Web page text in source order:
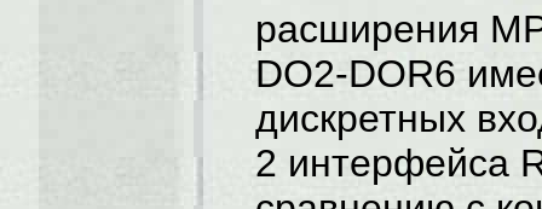
расширения
DO2-DOR6
дискретных
2 интерфейса